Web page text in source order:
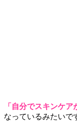
「自分でスキンケア
なっているみたいで